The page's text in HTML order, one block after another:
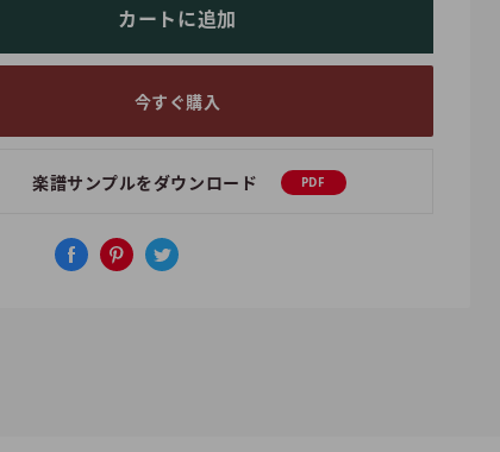
カートに追加
今すぐ購入
楽譜サンプルをダウンロード PDF